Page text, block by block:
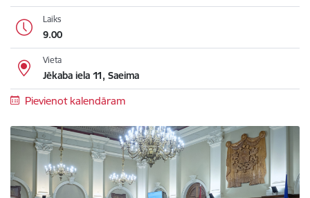
Laiks
9.00
Vieta
Jēkaba iela 11, Saeima
Pievienot kalendāram